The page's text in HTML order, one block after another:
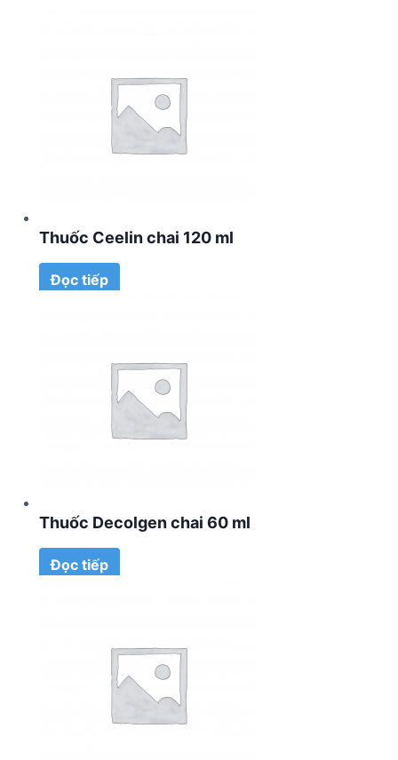
Thuốc Ceelin chai 120 ml
Đọc tiếp
Thuốc Decolgen chai 60 ml
Đọc tiếp